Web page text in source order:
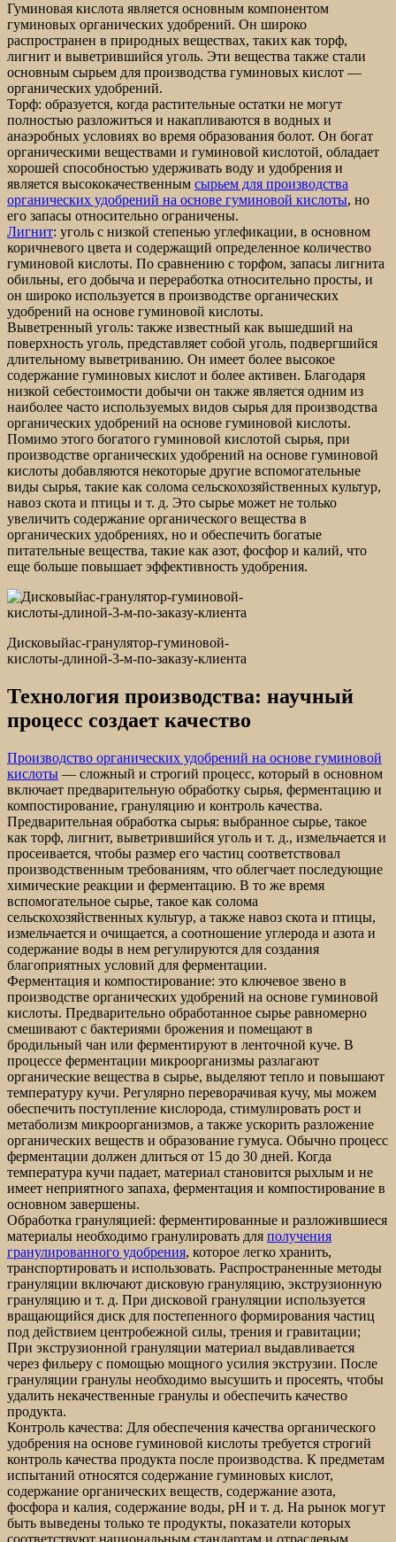
Гуминовая кислота является основным компонентом
гуминовых органических удобрений. Он широко
распространен в природных веществах, таких как торф,
лигнит и выветрившийся уголь. Эти вещества также стали
основным сырьем для производства гуминовых кислот —
органических удобрений.
Торф: образуется, когда растительные остатки не могут
полностью разложиться и накапливаются в водных и
анаэробных условиях во время образования болот. Он богат
органическими веществами и гуминовой кислотой, обладает
хорошей способностью удерживать воду и удобрения и
является высококачественным сырьем для производства
органических удобрений на основе гуминовой кислоты, но
его запасы относительно ограничены.
Лигнит: уголь с низкой степенью углефикации, в основном
коричневого цвета и содержащий определенное количество
гуминовой кислоты. По сравнению с торфом, запасы лигнита
обильны, его добыча и переработка относительно просты, и
он широко используется в производстве органических
удобрений на основе гуминовой кислоты.
Выветренный уголь: также известный как вышедший на
поверхность уголь, представляет собой уголь, подвергшийся
длительному выветриванию. Он имеет более высокое
содержание гуминовых кислот и более активен. Благодаря
низкой себестоимости добычи он также является одним из
наиболее часто используемых видов сырья для производства
органических удобрений на основе гуминовой кислоты.
Помимо этого богатого гуминовой кислотой сырья, при
производстве органических удобрений на основе гуминовой
кислоты добавляются некоторые другие вспомогательные
виды сырья, такие как солома сельскохозяйственных культур,
навоз скота и птицы и т. д. Это сырье может не только
увеличить содержание органического вещества в
органических удобрениях, но и обеспечить богатые
питательные вещества, такие как азот, фосфор и калий, что
еще больше повышает эффективность удобрения.
Дисковыйac-гранулятор-гуминовой-
кислоты-длиной-3-м-по-заказу-клиента
Технология производства: научный
процесс создает качество
Производство органических удобрений на основе гуминовой
кислоты — сложный и строгий процесс, который в основном
включает предварительную обработку сырья, ферментацию и
компостирование, грануляцию и контроль качества.
Предварительная обработка сырья: выбранное сырье, такое
как торф, лигнит, выветрившийся уголь и т. д., измельчается и
просеивается, чтобы размер его частиц соответствовал
производственным требованиям, что облегчает последующие
химические реакции и ферментацию. В то же время
вспомогательное сырье, такое как солома
сельскохозяйственных культур, а также навоз скота и птицы,
измельчается и очищается, а соотношение углерода и азота и
содержание воды в нем регулируются для создания
благоприятных условий для ферментации.
Ферментация и компостирование: это ключевое звено в
производстве органических удобрений на основе гуминовой
кислоты. Предварительно обработанное сырье равномерно
смешивают с бактериями брожения и помещают в
бродильный чан или ферментируют в ленточной куче. В
процессе ферментации микроорганизмы разлагают
органические вещества в сырье, выделяют тепло и повышают
температуру кучи. Регулярно переворачивая кучу, мы можем
обеспечить поступление кислорода, стимулировать рост и
метаболизм микроорганизмов, а также ускорить разложение
органических веществ и образование гумуса. Обычно процесс
ферментации должен длиться от 15 до 30 дней. Когда
температура кучи падает, материал становится рыхлым и не
имеет неприятного запаха, ферментация и компостирование в
основном завершены.
Обработка грануляцией: ферментированные и разложившиеся
материалы необходимо гранулировать для получения
гранулированного удобрения, которое легко хранить,
транспортировать и использовать. Распространенные методы
грануляции включают дисковую грануляцию, экструзионную
грануляцию и т. д. При дисковой грануляции используется
вращающийся диск для постепенного формирования частиц
под действием центробежной силы, трения и гравитации;
При экструзионной грануляции материал выдавливается
через фильеру с помощью мощного усилия экструзии. После
грануляции гранулы необходимо высушить и просеять, чтобы
удалить некачественные гранулы и обеспечить качество
продукта.
Контроль качества: Для обеспечения качества органического
удобрения на основе гуминовой кислоты требуется строгий
контроль качества продукта после производства. К предметам
испытаний относятся содержание гуминовых кислот,
содержание органических веществ, содержание азота,
фосфора и калия, содержание воды, pH и т. д. На рынок могут
быть выведены только те продукты, показатели которых